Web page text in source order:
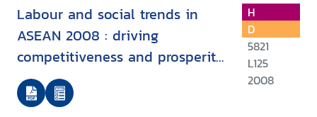
Labour and social trends in
ASEAN 2008 : driving
competitiveness and prosperity
with decent work
H
D
5821
L125
2008